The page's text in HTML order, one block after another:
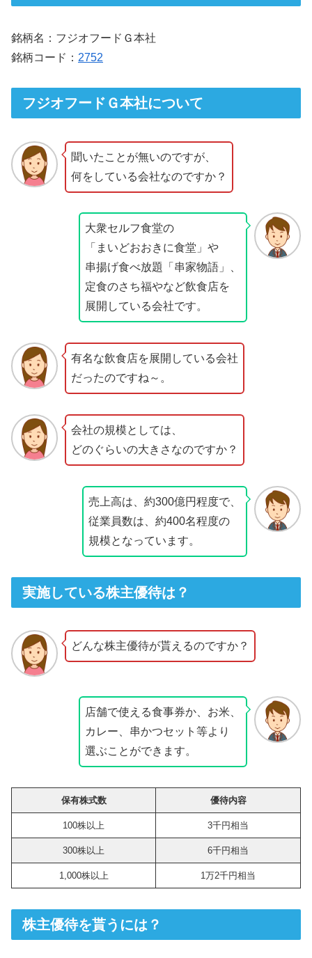
銘柄名：フジオフードＧ本社
銘柄コード： 2752
フジオフードＧ本社について
聞いたことが無いのですが、
何をしている会社なのですか？
大衆セルフ食堂の
「まいどおおきに食堂」や
串揚げ食べ放題「串家物語」、
定食のさち福やなど飲食店を
展開している会社です。
有名な飲食店を展開している会社
だったのですね～。
会社の規模としては、
どのぐらいの大きさなのですか？
売上高は、約300億円程度で、
従業員数は、約400名程度の
規模となっています。
実施している株主優待は？
どんな株主優待が貰えるのですか？
店舗で使える食事券か、お米、
カレー、串かつセット等より
選ぶことができます。
保有株式数 優待内容
100株以上 3千円相当
300株以上 6千円相当
1,000株以上 1万2千円相当
株主優待を貰うには？